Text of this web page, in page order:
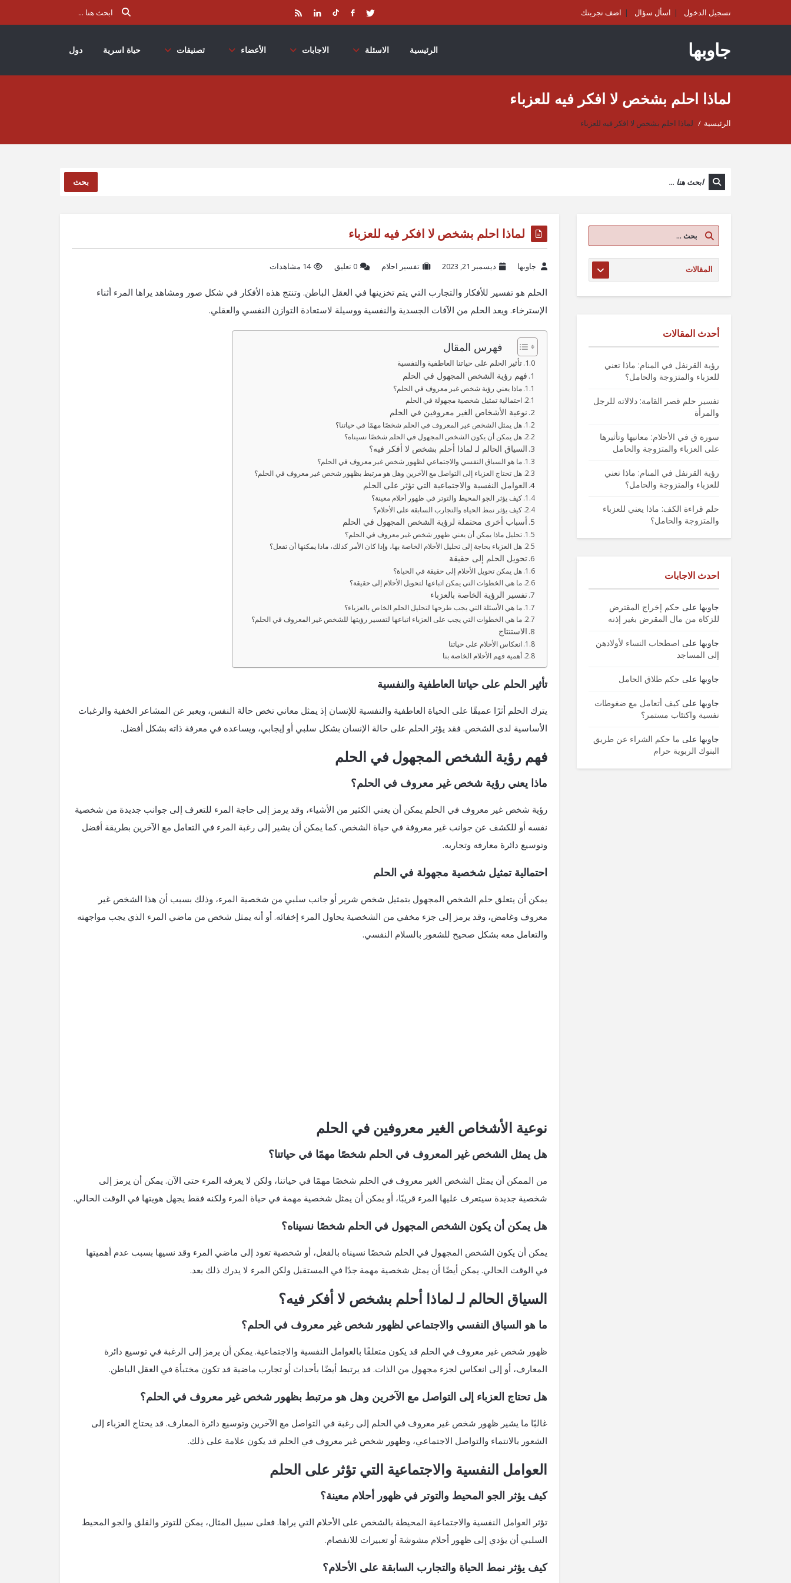
تسجيل الدخول اسأل سؤال اضف تجربتك
جاوبها الرئيسية الاسئلة الاجابات الأعضاء تصنيفات حياة اسرية دول
لماذا احلم بشخص لا افكر فيه للعزباء
الرئيسية / لماذا احلم بشخص لا افكر فيه للعزباء
بحث
لماذا احلم بشخص لا افكر فيه للعزباء
جاوبها ديسمبر 21, 2023 تفسير احلام ‫0 تعليق 14 مشاهدات
الحلم هو تفسير للأفكار والتجارب التي يتم تخزينها في العقل الباطن. وتنتج هذه الأفكار في شكل صور ومشاهد يراها المرء أثناء
الإسترخاء. ويعد الحلم من الآفات الجسدية والنفسية ووسيلة لاستعادة التوازن النفسي والعقلي.
فهرس المقال
تأثير الحلم على حياتنا العاطفية والنفسية
فهم رؤية الشخص المجهول في الحلم
ماذا يعني رؤية شخص غير معروف في الحلم؟
احتمالية تمثيل شخصية مجهولة في الحلم
نوعية الأشخاص الغير معروفين في الحلم
هل يمثل الشخص غير المعروف في الحلم شخصًا مهمًا في حياتنا؟
هل يمكن أن يكون الشخص المجهول في الحلم شخصًا نسيناه؟
السياق الحالم لـ لماذا أحلم بشخص لا أفكر فيه؟
ما هو السياق النفسي والاجتماعي لظهور شخص غير معروف في الحلم؟
هل تحتاج العزباء إلى التواصل مع الآخرين وهل هو مرتبط بظهور شخص غير معروف في الحلم؟
العوامل النفسية والاجتماعية التي تؤثر على الحلم
كيف يؤثر الجو المحيط والتوتر في ظهور أحلام معينة؟
كيف يؤثر نمط الحياة والتجارب السابقة على الأحلام؟
أسباب أخرى محتملة لرؤية الشخص المجهول في الحلم
تحليل ماذا يمكن أن يعني ظهور شخص غير معروف في الحلم؟
هل العزباء بحاجة إلى تحليل الأحلام الخاصة بها، وإذا كان الأمر كذلك، ماذا يمكنها أن تفعل؟
تحويل الحلم إلى حقيقة
هل يمكن تحويل الأحلام إلى حقيقة في الحياة؟
ما هي الخطوات التي يمكن اتباعها لتحويل الأحلام إلى حقيقة؟
تفسير الرؤية الخاصة بالعزباء
ما هي الأسئلة التي يجب طرحها لتحليل الحلم الخاص بالعزباء؟
ما هي الخطوات التي يجب على العزباء اتباعها لتفسير رؤيتها للشخص غير المعروف في الحلم؟
الاستنتاج
انعكاس الأحلام على حياتنا
أهمية فهم الأحلام الخاصة بنا
تأثير الحلم على حياتنا العاطفية والنفسية
يترك الحلم أثرًا عميقًا على الحياة العاطفية والنفسية للإنسان إذ يمثل معاني تخص حالة النفس، ويعبر عن المشاعر الخفية والرغبات
الأساسية لدى الشخص. فقد يؤثر الحلم على حالة الإنسان بشكل سلبي أو إيجابي، ويساعده في معرفة ذاته بشكل أفضل.
فهم رؤية الشخص المجهول في الحلم
ماذا يعني رؤية شخص غير معروف في الحلم؟
رؤية شخص غير معروف في الحلم يمكن أن يعني الكثير من الأشياء، وقد يرمز إلى حاجة المرء للتعرف إلى جوانب جديدة من شخصية
نفسه أو للكشف عن جوانب غير معروفة في حياة الشخص. كما يمكن أن يشير إلى رغبة المرء في التعامل مع الآخرين بطريقة أفضل
وتوسيع دائرة معارفه وتجاربه.
احتمالية تمثيل شخصية مجهولة في الحلم
يمكن أن يتعلق حلم الشخص المجهول بتمثيل شخص شرير أو جانب سلبي من شخصية المرء، وذلك بسبب أن هذا الشخص غير
معروف وغامض، وقد يرمز إلى جزء مخفي من الشخصية يحاول المرء إخفائه. أو أنه يمثل شخص من ماضي المرء الذي يجب مواجهته
والتعامل معه بشكل صحيح للشعور بالسلام النفسي.
نوعية الأشخاص الغير معروفين في الحلم
هل يمثل الشخص غير المعروف في الحلم شخصًا مهمًا في حياتنا؟
من الممكن أن يمثل الشخص الغير معروف في الحلم شخصًا مهمًا في حياتنا، ولكن لا يعرفه المرء حتى الآن. يمكن أن يرمز إلى
شخصية جديدة سيتعرف عليها المرء قريبًا، أو يمكن أن يمثل شخصية مهمة في حياة المرء ولكنه فقط يجهل هويتها في الوقت الحالي.
هل يمكن أن يكون الشخص المجهول في الحلم شخصًا نسيناه؟
يمكن أن يكون الشخص المجهول في الحلم شخصًا نسيناه بالفعل، أو شخصية تعود إلى ماضي المرء وقد نسيها بسبب عدم أهميتها
في الوقت الحالي. يمكن أيضًا أن يمثل شخصية مهمة جدًا في المستقبل ولكن المرء لا يدرك ذلك بعد.
السياق الحالم لـ لماذا أحلم بشخص لا أفكر فيه؟
ما هو السياق النفسي والاجتماعي لظهور شخص غير معروف في الحلم؟
ظهور شخص غير معروف في الحلم قد يكون متعلقًا بالعوامل النفسية والاجتماعية. يمكن أن يرمز إلى الرغبة في توسيع دائرة
المعارف، أو إلى انعكاس لجزء مجهول من الذات. قد يرتبط أيضًا بأحداث أو تجارب ماضية قد تكون مختبأة في العقل الباطن.
هل تحتاج العزباء إلى التواصل مع الآخرين وهل هو مرتبط بظهور شخص غير معروف في الحلم؟
غالبًا ما يشير ظهور شخص غير معروف في الحلم إلى رغبة في التواصل مع الآخرين وتوسيع دائرة المعارف. قد يحتاج العزباء إلى
الشعور بالانتماء والتواصل الاجتماعي، وظهور شخص غير معروف في الحلم قد يكون علامة على ذلك.
العوامل النفسية والاجتماعية التي تؤثر على الحلم
كيف يؤثر الجو المحيط والتوتر في ظهور أحلام معينة؟
تؤثر العوامل النفسية والاجتماعية المحيطة بالشخص على الأحلام التي يراها. فعلى سبيل المثال، يمكن للتوتر والقلق والجو المحيط
السلبي أن يؤدي إلى ظهور أحلام مشوشة أو تعبيرات للانفصام.
كيف يؤثر نمط الحياة والتجارب السابقة على الأحلام؟
أحدث المقالات
رؤية القرنفل في المنام: ماذا تعني
للعزباء والمتزوجة والحامل؟
تفسير حلم قصر القامة: دلالاته للرجل
والمرأة
سورة ق في الأحلام: معانيها وتأثيرها
على العزباء والمتزوجة والحامل
رؤية القرنفل في المنام: ماذا تعني
للعزباء والمتزوجة والحامل؟
حلم قراءة الكف: ماذا يعني للعزباء
والمتزوجة والحامل؟
احدث الاجابات
جاوبها على حكم إخراج المقترض
للزكاة من مال المقرض بغير إذنه
جاوبها على اصطحاب النساء لأولادهن
إلى المساجد
جاوبها على حكم طلاق الحامل
جاوبها على كيف أتعامل مع ضغوطات
نفسية واكتئاب مستمر؟
جاوبها على ما حكم الشراء عن طريق
البنوك الربوية حرام